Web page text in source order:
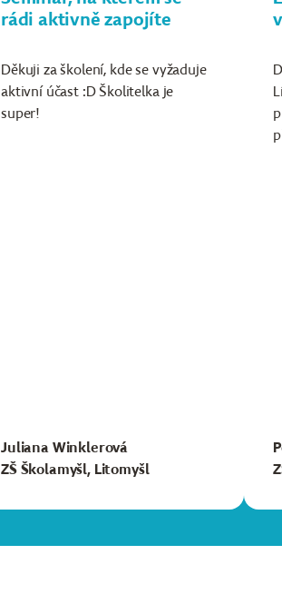
rádi aktivně zapojíte
Děkuji za školení, kde se vyžaduje
aktivní účast :D Školitelka je
super!
Juliana Winklerová
ZŠ Školamyšl, Litomyšl